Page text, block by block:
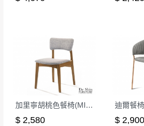
加里寧胡桃色餐椅(MI-1099)
$ 2,580
迪爾餐
$ 2,900